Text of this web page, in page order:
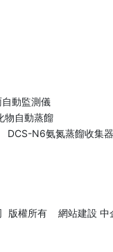
動監測儀
物自動蒸餾
DCS-N6氨氮蒸餾收集器
版權所有 網站建設 中